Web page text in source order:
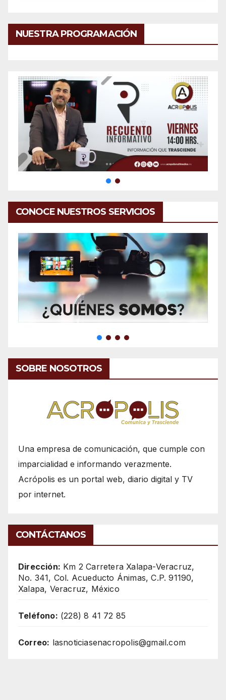
NUESTRA PROGRAMACIÓN
CONOCE NUESTROS SERVICIOS
SOBRE NOSOTROS
Una empresa de comunicación, que cumple con
imparcialidad e informando verazmente.
Acrópolis es un portal web, diario digital y TV
por internet.
CONTÁCTANOS
Dirección: Km 2 Carretera Xalapa-Veracruz,
No. 341, Col. Acueducto Ánimas, C.P. 91190,
Xalapa, Veracruz, México
Teléfono: (228) 8 41 72 85
Correo: lasnoticiasenacropolis@gmail.com